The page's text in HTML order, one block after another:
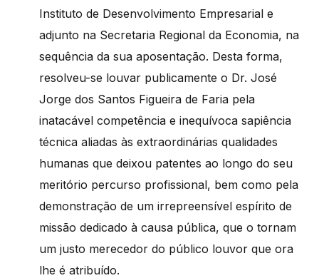
Instituto de Desenvolvimento Empresarial e
adjunto na Secretaria Regional da Economia, na
sequência da sua aposentação. Desta forma,
resolveu-se louvar publicamente o Dr. José
Jorge dos Santos Figueira de Faria pela
inatacável competência e inequívoca sapiência
técnica aliadas às extraordinárias qualidades
humanas que deixou patentes ao longo do seu
meritório percurso profissional, bem como pela
demonstração de um irrepreensível espírito de
missão dedicado à causa pública, que o tornam
um justo merecedor do público louvor que ora
lhe é atribuído.